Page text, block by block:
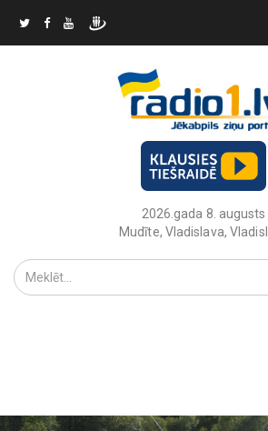
2026.gada 8. augusts
Mudīte, Vladislava,